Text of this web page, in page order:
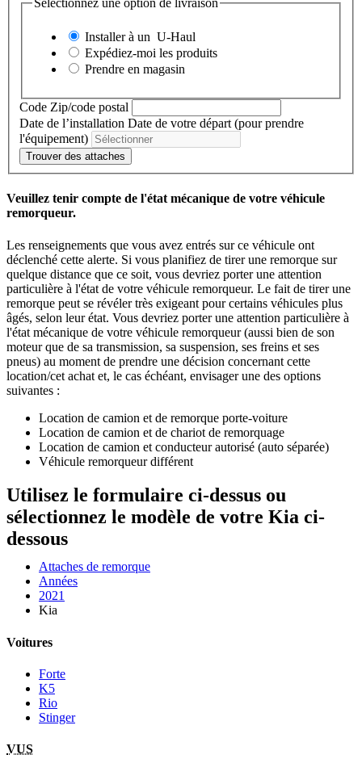
Sélectionnez une option de livraison
Installer à un U-Haul
Expédiez-moi les produits
Prendre en magasin
Code Zip/code postal
Date de l’installation Date de votre départ (pour prendre
l'équipement)
Trouver des attaches
Veuillez tenir compte de l'état mécanique de votre véhicule
remorqueur.
Les renseignements que vous avez entrés sur ce véhicule ont
déclenché cette alerte. Si vous planifiez de tirer une remorque sur
quelque distance que ce soit, vous devriez porter une attention
particulière à l'état de votre véhicule remorqueur. Le fait de tirer une
remorque peut se révéler très exigeant pour certains véhicules plus
âgés, selon leur état. Vous devriez porter une attention particulière à
l'état mécanique de votre véhicule remorqueur (aussi bien de son
moteur que de sa transmission, sa suspension, ses freins et ses
pneus) au moment de prendre une décision concernant cette
location/cet achat et, le cas échéant, envisager une des options
suivantes :
Location de camion et de remorque porte-voiture
Location de camion et de chariot de remorquage
Location de camion et conducteur autorisé (auto séparée)
Véhicule remorqueur différent
Utilisez le formulaire ci-dessus ou
sélectionnez le modèle de votre Kia ci-
dessous
Attaches de remorque
Années
2021
Kia
Voitures
Forte
K5
Rio
Stinger
VUS